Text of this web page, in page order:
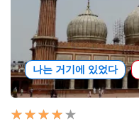
나는 거기에 있었다